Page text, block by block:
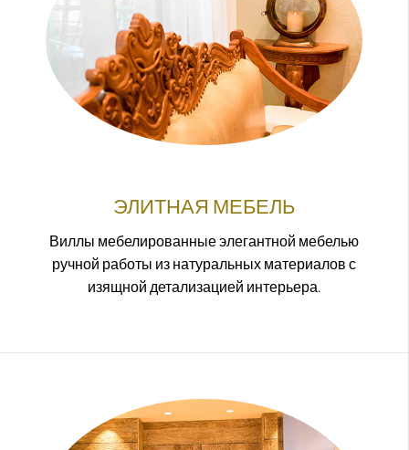
ЭЛИТНАЯ МЕБЕЛЬ
Виллы мебелированные элегантной мебелью
ручной работы из натуральных материалов с
изящной детализацией интерьера.